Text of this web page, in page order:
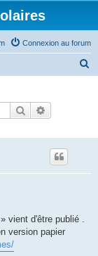
Connexion au forum
Rechercher
vient d'être publié .
version papier